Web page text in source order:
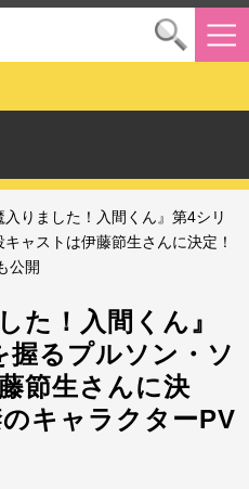
入りました！入間くん』第4シリ
ャストは伊藤節生さんに決定！
公開
た！入間くん』
握るプルソン・ソ
節生さんに決
キャラクターPV